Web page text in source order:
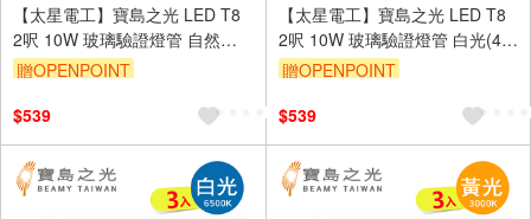
【太星電工】寶島之光 LED T8
2呎 10W 玻璃驗證燈管 自然光(4
入)
贈OPENPOINT
$539
【太星電工】寶島之光 LED T8
2呎 10W 玻璃驗證燈管 白光(4
入)
贈OPENPOINT
$539